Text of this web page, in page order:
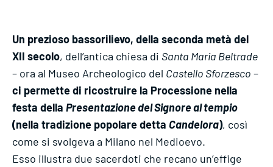
Un prezioso bassorilievo, della seconda metà del
XII secolo, dell’antica chiesa di Santa Maria Beltrade
– ora al Museo Archeologico del Castello Sforzesco –
ci permette di ricostruire la Processione nella
festa della Presentazione del Signore al tempio
(nella tradizione popolare detta Candelora), così
come si svolgeva a Milano nel Medioevo.
Esso illustra due sacerdoti che recano un’effige